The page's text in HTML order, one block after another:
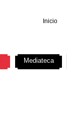
Inicio
Mediateca